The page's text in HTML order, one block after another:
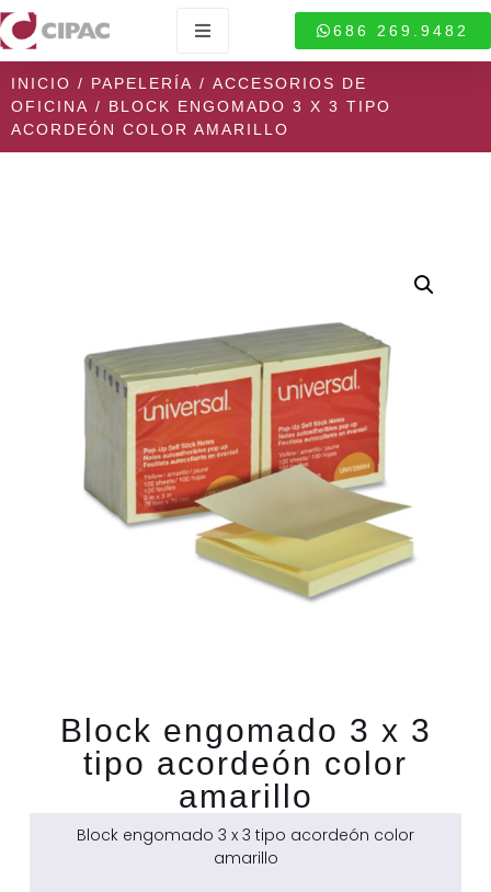
686 269.9482
INICIO / PAPELERÍA / ACCESORIOS DE
OFICINA / BLOCK ENGOMADO 3 X 3 TIPO
ACORDEÓN COLOR AMARILLO
Block engomado 3 x 3
tipo acordeón color
amarillo
Block engomado 3 x 3 tipo acordeón color
amarillo